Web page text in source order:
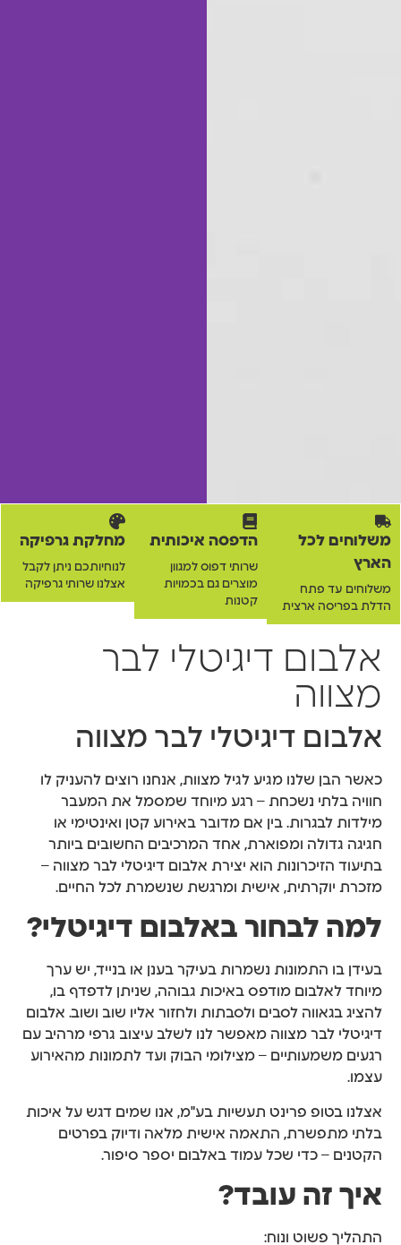
משלוחים לכל
הארץ
משלוחים עד פתח
הדלת בפריסה ארצית
הדפסה איכותית
שרותי דפוס למגוון
מוצרים גם בכמויות
קטנות
מחלקת גרפיקה
לנוחיותכם ניתן לקבל
אצלנו שרותי גרפיקה
אלבום דיגיטלי לבר
מצווה
אלבום דיגיטלי לבר מצווה
כאשר הבן שלנו מגיע לגיל מצוות, אנחנו רוצים להעניק לו
חוויה בלתי נשכחת – רגע מיוחד שמסמל את המעבר
מילדות לבגרות. בין אם מדובר באירוע קטן ואינטימי או
חגיגה גדולה ומפוארת, אחד המרכיבים החשובים ביותר
בתיעוד הזיכרונות הוא יצירת אלבום דיגיטלי לבר מצווה –
מזכרת יוקרתית, אישית ומרגשת שנשמרת לכל החיים.
למה לבחור באלבום דיגיטלי?
בעידן בו התמונות נשמרות בעיקר בענן או בנייד, יש ערך
מיוחד לאלבום מודפס באיכות גבוהה, שניתן לדפדף בו,
להציג בגאווה לסבים ולסבתות ולחזור אליו שוב ושוב. אלבום
דיגיטלי לבר מצווה מאפשר לנו לשלב עיצוב גרפי מרהיב עם
רגעים משמעותיים – מצילומי הבוק ועד לתמונות מהאירוע
עצמו.
אצלנו בטופ פרינט תעשיות בע"מ, אנו שמים דגש על איכות
בלתי מתפשרת, התאמה אישית מלאה ודיוק בפרטים
הקטנים – כדי שכל עמוד באלבום יספר סיפור.
איך זה עובד?
התהליך פשוט ונוח: